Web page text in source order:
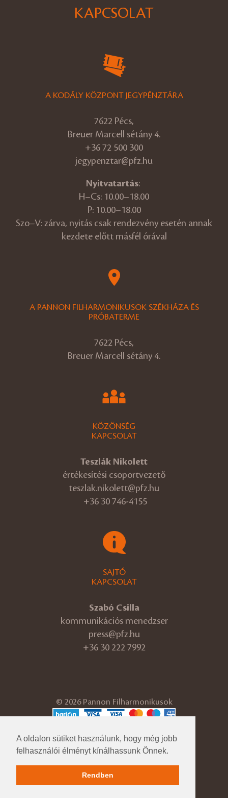
A oldalon sütiket használunk, hogy még jobb
felhasználói élményt kínálhassunk Önnek.
Rendben
KAPCSOLAT
A KODÁLY KÖZPONT JEGYPÉNZTÁRA
7622 Pécs,
Breuer Marcell sétány 4.
+36 72 500 300
jegypenztar@pfz.hu
Nyitvatartás:
H–Cs: 10.00–18.00
P: 10.00–18.00
Szo–V: zárva, nyitás csak rendezvény esetén annak
kezdete előtt másfél órával
A PANNON FILHARMONIKUSOK SZÉKHÁZA ÉS
PRÓBATERME
7622 Pécs,
Breuer Marcell sétány 4.
KÖZÖNSÉG
KAPCSOLAT
Teszlák Nikolett
értékesítési csoportvezető
teszlak.nikolett@pfz.hu
+36 30 746-4155
SAJTÓ
KAPCSOLAT
Szabó Csilla
kommunikációs menedzser
press@pfz.hu
+36 30 222 7992
© 2026 Pannon Filharmonikusok
Adatvédelmi tájékoztató
Cégadatok
Közérdekű adatok
Pfz.hu korábbi verzió